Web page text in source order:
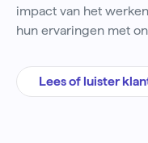
impact van het
hun ervaringen met
Lees of luister